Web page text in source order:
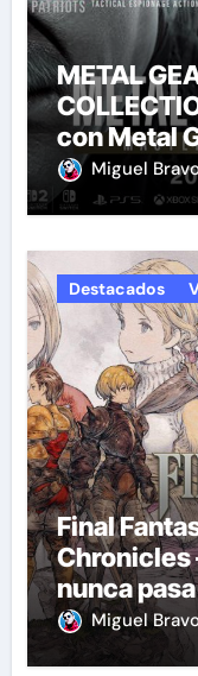
METAL
con Metal
Miguel
Destacados
Final
Chronicles
nunca
Miguel